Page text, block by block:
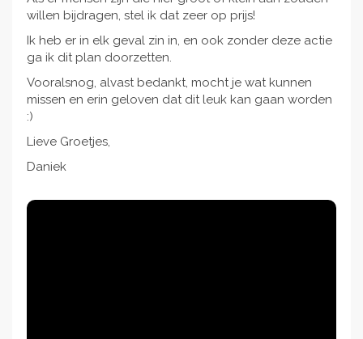
willen bijdragen, stel ik dat zeer op prijs!
Ik heb er in elk geval zin in, en ook zonder deze actie
ga ik dit plan doorzetten.
Vooralsnog, alvast bedankt, mocht je wat kunnen
missen en erin geloven dat dit leuk kan gaan worden
:)
Lieve Groetjes,
Daniek